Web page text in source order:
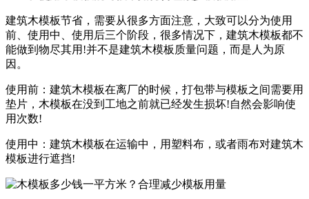
建筑木模板节省，需要从很多方面注意，大致可以分为使用
前、使用中、使用后三个阶段，很多情况下，建筑木模板都不
能做到物尽其用!并不是建筑木模板质量问题，而是人为原
因。
使用前：建筑木模板在离厂的时候，打包带与模板之间需要用
垫片，木模板在没到工地之前就已经发生损坏!自然会影响使
用次数!
使用中：建筑木模板在运输中，用塑料布，或者雨布对建筑木
模板进行遮挡!